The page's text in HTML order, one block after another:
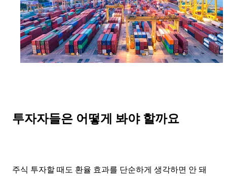
투자자들은 어떻게 봐야 할까요
주식 투자할 때도 환율 효과를 단순하게 생각하면 안 돼